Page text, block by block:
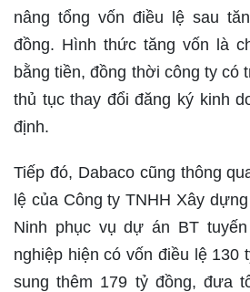
nâng tổng vốn điều lệ sau
đồng. Hình thức tăng vốn là
bằng tiền, đồng thời công ty có
thủ tục thay đổi đăng ký kinh
định.
Tiếp đó, Dabaco cũng thông
lệ của Công ty TNHH Xây
Ninh phục vụ dự án BT
nghiệp hiện có vốn điều lệ 130
sung thêm 179 tỷ đồng, đưa